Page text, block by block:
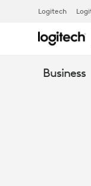
Logitech
Business